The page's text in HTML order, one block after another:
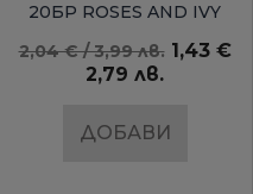
20БР ROSES AND IVY
AMBIENTE
2,04 € / 3,99 лв. 1,43 €
2,79 лв.
ДОБАВИ